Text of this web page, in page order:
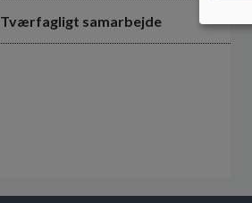
Tværfagligt samarbejde